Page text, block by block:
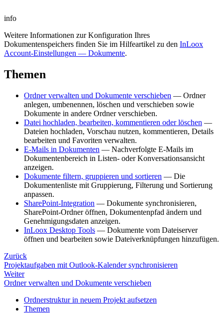
info
Weitere Informationen zur Konfiguration Ihres
Dokumentenspeichers finden Sie im Hilfeartikel zu den InLoox
Account-Einstellungen — Dokumente.
Themen
Ordner verwalten und Dokumente verschieben — Ordner
anlegen, umbenennen, löschen und verschieben sowie
Dokumente in andere Ordner verschieben.
Datei hochladen, bearbeiten, kommentieren oder löschen —
Dateien hochladen, Vorschau nutzen, kommentieren, Details
bearbeiten und Favoriten verwalten.
E-Mails in Dokumenten — Nachverfolgte E-Mails im
Dokumentenbereich in Listen- oder Konversationsansicht
anzeigen.
Dokumente filtern, gruppieren und sortieren — Die
Dokumentenliste mit Gruppierung, Filterung und Sortierung
anpassen.
SharePoint-Integration — Dokumente synchronisieren,
SharePoint-Ordner öffnen, Dokumentenpfad ändern und
Genehmigungsdaten anzeigen.
InLoox Desktop Tools — Dokumente vom Dateiserver
öffnen und bearbeiten sowie Dateiverknüpfungen hinzufügen.
Zurück
Projektaufgaben mit Outlook-Kalender synchronisieren
Weiter
Ordner verwalten und Dokumente verschieben
Ordnerstruktur in neuem Projekt aufsetzen
Themen